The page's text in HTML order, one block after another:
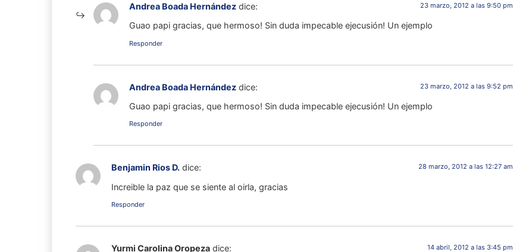
Andrea Boada Hernández dice: 23 marzo, 2012 a las 9:50 pm
Guao papi gracias, que hermoso! Sin duda impecable ejecusión! Un ejemplo
Responder
Andrea Boada Hernández dice: 23 marzo, 2012 a las 9:52 pm
Guao papi gracias, que hermoso! Sin duda impecable ejecusión! Un ejemplo
Responder
Benjamin Rios D. dice: 28 marzo, 2012 a las 12:27 am
Increible la paz que se siente al oirla, gracias
Responder
Yurmi Carolina Oropeza dice: 14 abril, 2012 a las 3:45 pm